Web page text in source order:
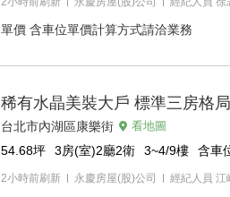
單價 含車位單價計算方式請洽業務
稀有水晶美裝大戶 標準三房格
台北市內湖區康樂街 看地圖
54.68坪 3房(室)2廳2衛 3~4/9樓 含車
2小時前刷新 永慶房屋(股)公司 經紀人員 江